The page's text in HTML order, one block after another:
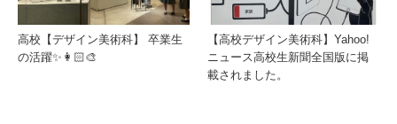
高校【デザイン美術科】 卒業生
の活躍✨👩🏻‍🎨
【高校デザイン美術科】Yahoo!
ニュース高校生新聞全国版に掲
載されました。